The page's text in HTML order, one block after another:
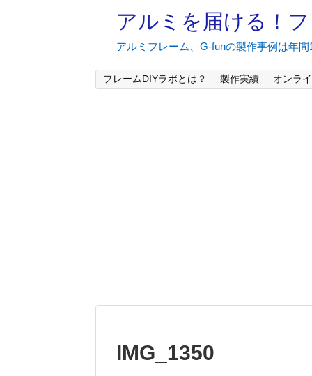
アルミを届ける！
アルミフレーム、G-funの製作事例は年
フレームDIYラボとは？ 製作実績 オンラ
IMG_1350